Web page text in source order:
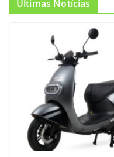
Últimas Notícias